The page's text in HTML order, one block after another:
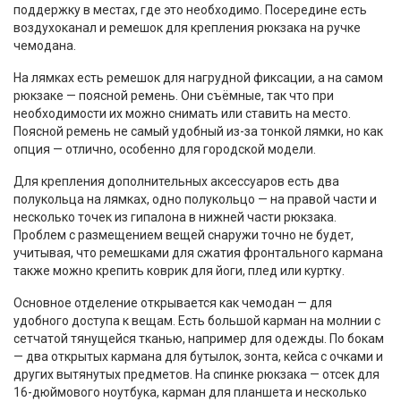
поддержку в местах, где это необходимо. Посередине есть
воздухоканал и ремешок для крепления рюкзака на ручке
чемодана.
На лямках есть ремешок для нагрудной фиксации, а на самом
рюкзаке — поясной ремень. Они съёмные, так что при
необходимости их можно снимать или ставить на место.
Поясной ремень не самый удобный из-за тонкой лямки, но как
опция — отлично, особенно для городской модели.
Для крепления дополнительных аксессуаров есть два
полукольца на лямках, одно полукольцо — на правой части и
несколько точек из гипалона в нижней части рюкзака.
Проблем с размещением вещей снаружи точно не будет,
учитывая, что ремешками для сжатия фронтального кармана
также можно крепить коврик для йоги, плед или куртку.
Основное отделение открывается как чемодан — для
удобного доступа к вещам. Есть большой карман на молнии с
сетчатой тянущейся тканью, например для одежды. По бокам
— два открытых кармана для бутылок, зонта, кейса с очками и
других вытянутых предметов. На спинке рюкзака — отсек для
16-дюймового ноутбука, карман для планшета и несколько